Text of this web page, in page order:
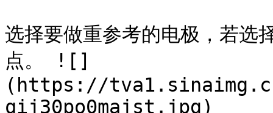
选择要做重参考的电极，若选
点。 ![]
(https://
qij30po0majst.jpg)